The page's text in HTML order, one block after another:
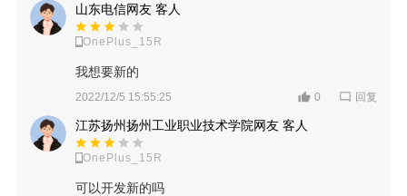
山东电信网友 客人
OnePlus_15R
我想要新的
2022/12/5 15:55:25 0 回复
江苏扬州扬州工业职业技术学院网友 客人
OnePlus_15R
可以开发新的吗